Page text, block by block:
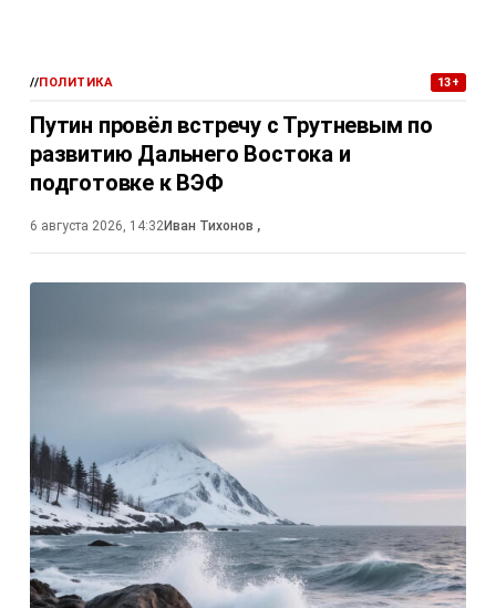
//ПОЛИТИКА 13+
Путин провёл встречу с Трутневым по
развитию Дальнего Востока и
подготовке к ВЭФ
6 августа 2026, 14:32Иван Тихонов ,